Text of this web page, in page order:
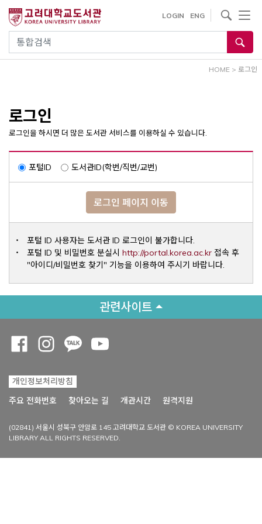
건
통합검색
LOGIN ENG
사이트내 검색
HOME > 로그인
로그인
로그인을 하시면 더 많은 도서관 서비스를 이용하실 수 있습니다.
포털ID 도서관ID(학번/직번/교번)
로그인 페이지 이동
포털 ID 사용자는 도서관 ID 로그인이 불가합니다.
포털 ID 및 비밀번호 분실시 http://portal.korea.ac.krOpens a
접속 후
"아이디/비밀번호 찾기" 기능을 이용하여 주시기 바랍니다.
관련사이트
개인정보처리방침
주요 전화번호
찾아오는 길 개관시간 원격지원
(02841) 서울시 성북구 안암로 145 고려대학교 도서관 © KOREA UNIVERSITY
LIBRARY ALL RIGHTS RESERVED.
Opens a new window
Opens a new window
Opens a new window